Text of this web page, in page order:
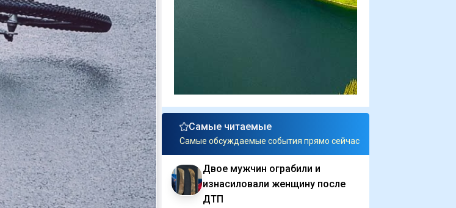
Самые читаемые
Самые обсуждаемые события прямо сейчас
Двое мужчин ограбили и
изнасиловали женщину после
ДТП